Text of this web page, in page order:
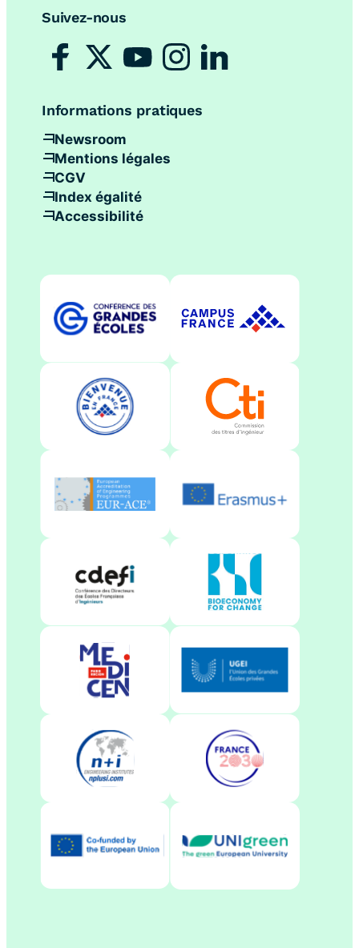
Suivez-nous
Informations pratiques
Newsroom
Mentions légales
CGV
Index égalité
Accessibilité